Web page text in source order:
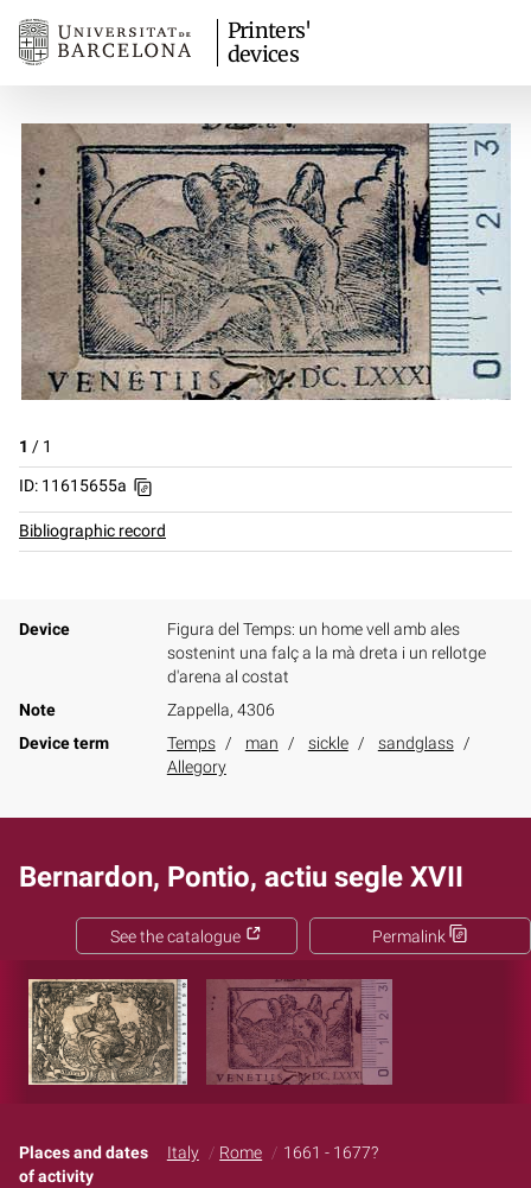
Printers'
devices
1 / 1
ID: 11615655a
Bibliographic record
Device
Figura del Temps: un home vell amb ales
sostenint una falç a la mà dreta i un rellotge
d'arena al costat
Note
Zappella, 4306
Device term
Temps man sickle
sandglass
Allegory
Bernardon, Pontio, actiu segle XVII
Permalink
See the catalogue
Places and dates
of activity
Italy Rome 1661 - 1677?